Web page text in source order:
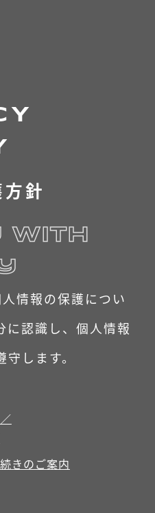
針
with
情報の保護につい
に認識し、個人情報
します。
きのご案内